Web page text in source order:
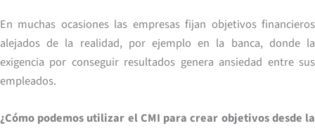
En muchas ocasiones las empresas fijan objetivos financieros
alejados de la realidad, por ejemplo en la banca, donde la
exigencia por conseguir resultados genera ansiedad entre sus
empleados.
¿Cómo podemos utilizar el CMI para crear objetivos desde la